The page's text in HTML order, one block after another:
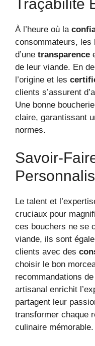
Traçabilité
À l’heure où la
consommateurs, les
d’une transparence
de leur viande. En
l’origine et les
clients s’assurent
Une bonne
claire, garantissant
normes.
Savoir-
Le talent et
cruciaux pour
ces bouchers ne se
viande, ils sont
clients avec des
choisir le bon
recommandations
artisanal enrichit
partagent leur
transformer chaque
culinaire mémorable.